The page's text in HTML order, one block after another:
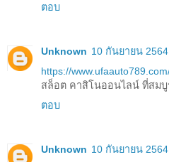
ตอบ
Unknown 10 กันยายน
https://
สล็อต คาสิโนออนไลน์ ที่สม
ตอบ
Unknown 10 กันยายน 2564